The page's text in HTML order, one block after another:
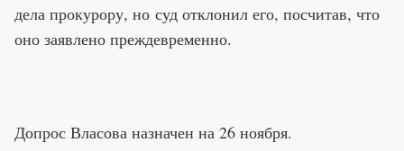
дела прокурору, но суд отклонил его, посчитав, что
оно заявлено преждевременно.
Допрос Власова назначен на 26 ноября.